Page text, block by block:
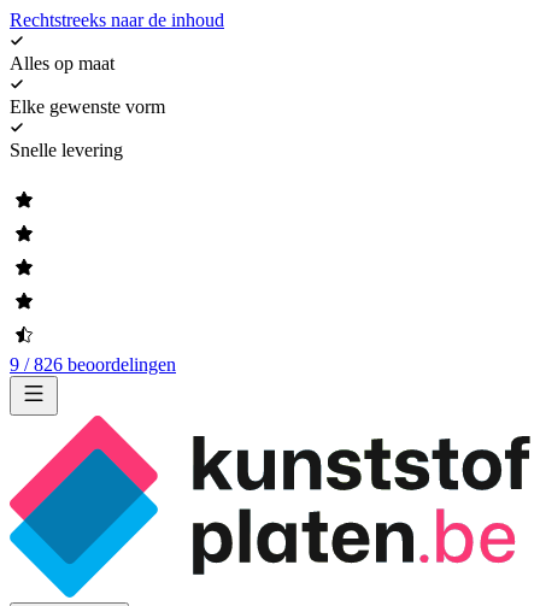
Rechtstreeks naar de inhoud
Alles op maat
Elke gewenste vorm
Snelle levering
9 / 826 beoordelingen